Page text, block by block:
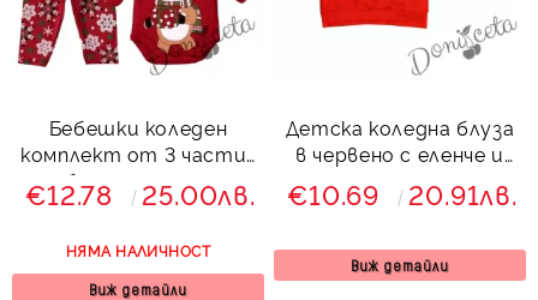
Бебешки коледен
комплект от 3 части-
боди с еленче,
панталони с коледни
€12.78 25.00лв.
НЯМА НАЛИЧНОСТ
Виж детайли
Детска коледна блуза
в червено с еленче и
надпис
€10.69 20.91лв.
Виж детайли